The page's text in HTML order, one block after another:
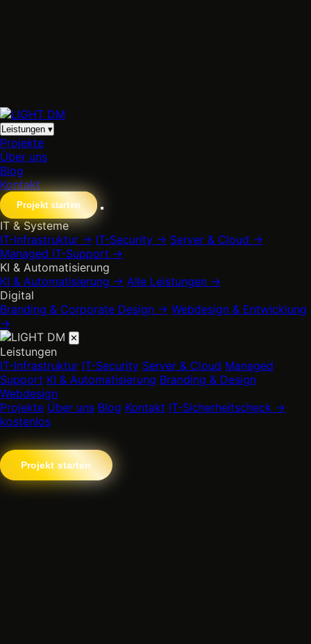
Leistungen ▾
Projekte
Über uns
Blog
Kontakt
Projekt starten
IT & Systeme
IT-Infrastruktur → IT-Security → Server & Cloud →
Managed IT-Support →
KI & Automatisierung
KI & Automatisierung → Alle Leistungen →
Digital
Branding & Corporate Design → Webdesign & Entwicklung
→
✕
Leistungen
IT-Infrastruktur IT-Security Server & Cloud Managed
Support KI & Automatisierung Branding & Design
Webdesign
Projekte Über uns Blog Kontakt IT-Sicherheitscheck →
kostenlos
Projekt starten